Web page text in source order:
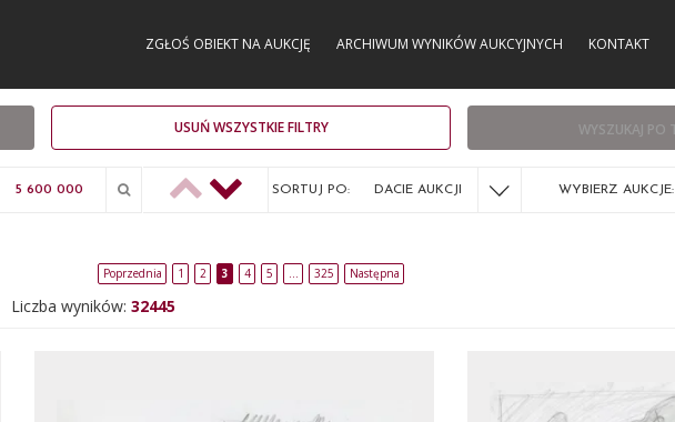
ZGŁOŚ OBIEKT NA AUKCJĘ ARCHIWUM WYNIKÓW AUKCYJNYCH KONTAKT
USUŃ WSZYSTKIE FILTRY
SORTUJ PO: DACIE AUKCJI WYBIERZ AUKCJE:
Poprzednia 1 2 3 4 5 … 325 Następna
Liczba wyników: 32445